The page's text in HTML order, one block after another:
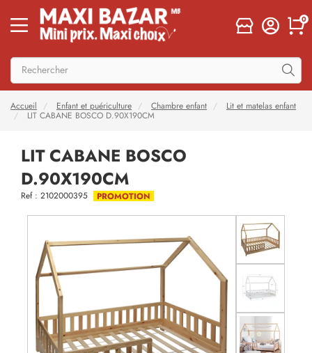
0
Accueil Enfant et puériculture Chambre enfant
Lit et matelas enfant
LIT CABANE BOSCO D.90X190CM
LIT CABANE BOSCO
D.90X190CM
Ref : 2102000395 PROMOTION